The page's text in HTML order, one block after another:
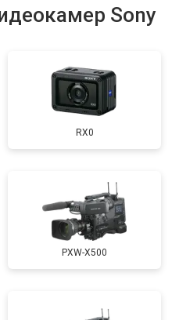
Sony
RX0
PXW-X500